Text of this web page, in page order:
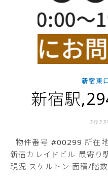
新宿東
新宿駅
物件番号 #00299 所在地 東京都新宿区西新宿7-1-1
新宿カレイドビル 最寄り
現況 スケルトン 面積/階